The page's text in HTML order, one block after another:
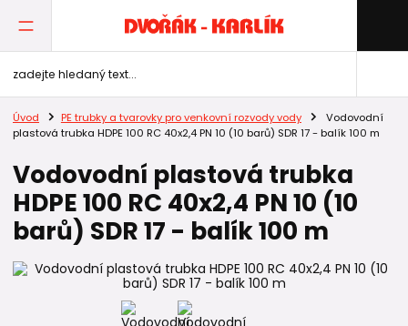
Úvod PE trubky a tvarovky pro venkovní rozvody vody
Vodovodní
plastová trubka HDPE 100 RC 40x2,4 PN 10 (10 barů) SDR 17 - balík 100 m
Vodovodní plastová trubka
HDPE 100 RC 40x2,4 PN 10 (10
barů) SDR 17 - balík 100 m